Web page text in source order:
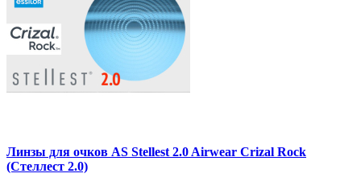
Линзы для очков AS Stellest 2.0 Airwear Crizal Rock
(Стеллест 2.0)